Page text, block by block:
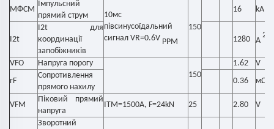
МФСМ
Імпульсний
прямий струм
10мс
півсинусоїдальний
сигнал VR=0.6V РРМ
150
16 kA
I2t
I2t для
координації
запобіжників
1280 А
2
VFO
Напруга порогу
150
1.62
V
rF
Сопротивлення
прямого нахилу
0.36 мΩ
VFM
Піковий прямий
напруга
ITM=1500A, F=24kN 25 2.80 V
Зворотний